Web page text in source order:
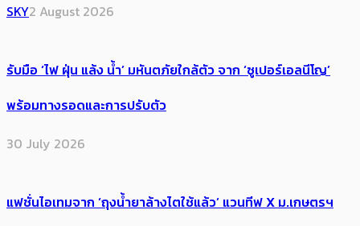
SKY2 August 2026
รับมือ ‘ไฟ ฝุ่น แล้ง น้ำ’ มหันตภัยใกล้ตัว จาก ‘ซูเปอร์เอลนีโญ’
พร้อมทางรอดและการปรับตัว
30 July 2026
แฟชั่นไอเทมจาก ‘ถุงน้ำยาล้างไตใช้แล้ว’ แวนทีฟ X ม.เกษตรฯ